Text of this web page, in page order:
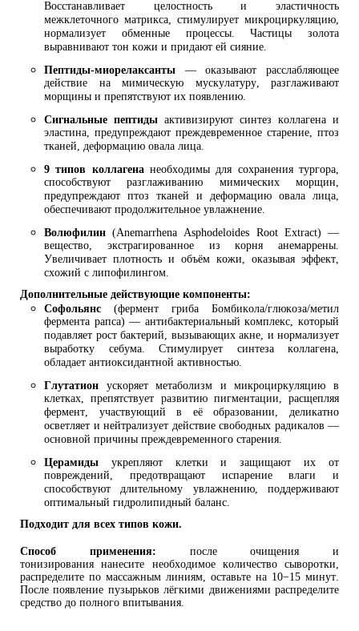
Восстанавливает целостность и эластичность
межклеточного матрикса, стимулирует микроциркуляцию,
нормализует обменные процессы. Частицы золота
выравнивают тон кожи и придают ей сияние.
Пептиды-миорелаксанты — оказывают расслабляющее
действие на мимическую мускулатуру, разглаживают
морщины и препятствуют их появлению.
Сигнальные пептиды активизируют синтез коллагена и
эластина, предупреждают преждевременное старение, птоз
тканей, деформацию овала лица.
9 типов коллагена необходимы для сохранения тургора,
способствуют разглаживанию мимических морщин,
предупреждают птоз тканей и деформацию овала лица,
обеспечивают продолжительное увлажнение.
Волюфилин (Anemarrhena Asphodeloides Root Extract) —
вещество, экстрагированное из корня анемаррены.
Увеличивает плотность и объём кожи, оказывая эффект,
схожий с липофилингом.
Дополнительные действующие компоненты:
Софольянс (фермент гриба Бомбикола/глюкоза/метил
фермента рапса) — антибактериальный комплекс, который
подавляет рост бактерий, вызывающих акне, и нормализует
выработку себума. Стимулирует синтеза коллагена,
обладает антиоксидантной активностью.
Глутатион ускоряет метаболизм и микроциркуляцию в
клетках, препятствует развитию пигментации, расщепляя
фермент, участвующий в её образовании, деликатно
осветляет и нейтрализует действие свободных радикалов —
основной причины преждевременного старения.
Церамиды укрепляют клетки и защищают их от
повреждений, предотвращают испарение влаги и
способствуют длительному увлажнению, поддерживают
оптимальный гидролипидный баланс.
Подходит для всех типов кожи.
Способ применения: после очищения и
тонизирования нанесите необходимое количество сыворотки,
распределите по массажным линиям, оставьте на 10−15 минут.
После появление пузырьков лёгкими движениями распределите
средство до полного впитывания.